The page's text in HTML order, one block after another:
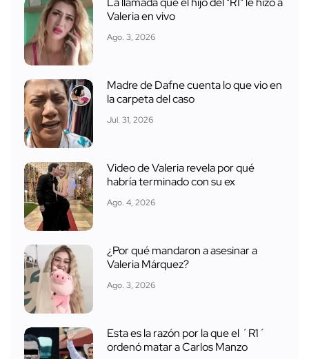
Valeria en vivo
Ago. 3, 2026
Madre de Dafne cuenta lo que vio en
la carpeta del caso
Jul. 31, 2026
Video de Valeria revela por qué
habría terminado con su ex
Ago. 4, 2026
¿Por qué mandaron a asesinar a
Valeria Márquez?
Ago. 3, 2026
Esta es la razón por la que el ´R1´
ordenó matar a Carlos Manzo